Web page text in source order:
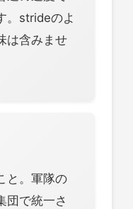
。strideのよ
は含みませ
と。軍隊の
団で統一さ